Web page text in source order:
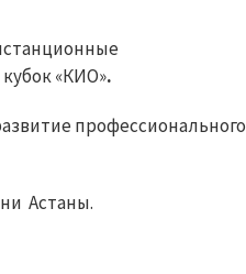
«КИО».
профессионального
Астаны.